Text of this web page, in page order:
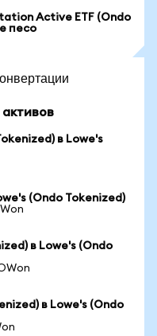
Active ETF (Ondo
песо
в Lowe's
(Ondo Tokenized)
в Lowe's (Ondo
в Lowe's (Ondo